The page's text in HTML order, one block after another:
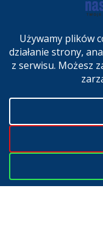
OSCAL Pad
sprzedaży w
cze 27, 2026